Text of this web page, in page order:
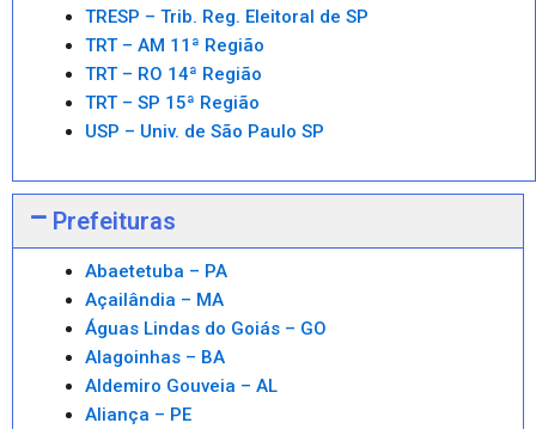
TRESP – Trib. Reg. Eleitoral de SP
TRT – AM 11ª Região
TRT – RO 14ª Região
TRT – SP 15ª Região
USP – Univ. de São Paulo SP
Prefeituras
Abaetetuba – PA
Açailândia – MA
Águas Lindas do Goiás – GO
Alagoinhas – BA
Aldemiro Gouveia – AL
Aliança – PE